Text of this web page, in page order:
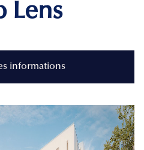
Lens
informations